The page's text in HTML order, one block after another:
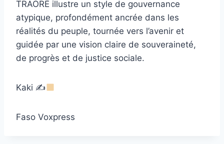
TRAORÉ illustre un style de gouvernance
atypique, profondément ancrée dans les
réalités du peuple, tournée vers l’avenir et
guidée par une vision claire de souveraineté,
de progrès et de justice sociale.
Kaki ✍
Faso Voxpress